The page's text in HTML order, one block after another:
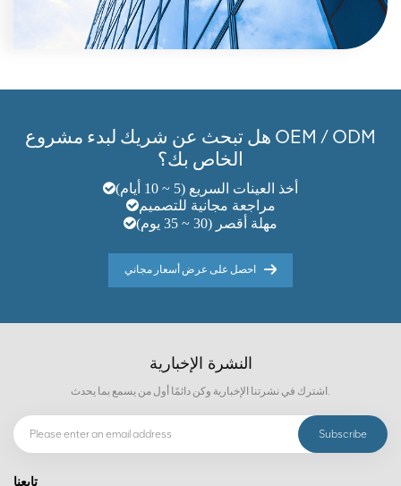
هل تبحث عن شريك لبدء مشروع OEM / ODM
الخاص بك؟
أخذ العينات السريع (5 ~ 10 أيام)
مراجعة مجانية للتصميم
مهلة أقصر (30 ~ 35 يوم)
احصل على عرض أسعار مجاني
النشرة الإخبارية
تابعنا